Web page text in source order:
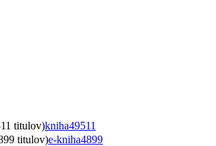
titulov)kniha49511
titulov)e-kniha4899